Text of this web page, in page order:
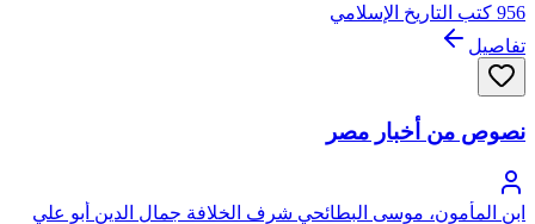
956 كتب التاريخ الإسلامي
تفاصيل
نصوص من أخبار مصر
ابن المأمون، موسى البطائحي شرف الخلافة جمال الدين أبو علي